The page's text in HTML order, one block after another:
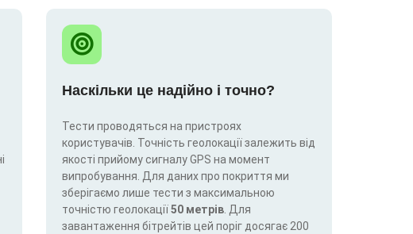
Наскільки це надійно і точно?
Тести проводяться на пристроях
користувачів. Точність геолокації залежить від
якості прийому сигналу GPS на момент
випробування. Для даних про покриття ми
зберігаємо лише тести з максимальною
точністю геолокації50 метрів . Для
завантаження бітрейтів цей поріг досягає 200